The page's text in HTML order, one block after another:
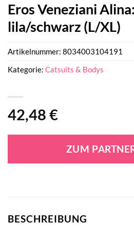
Eros Veneziani
lila/schwarz (L/XL)
42,48 €
ZUM
Artikelnummer: 8034003104191
Kategorie: Catsuits & Bodys
BESCHREIBUNG